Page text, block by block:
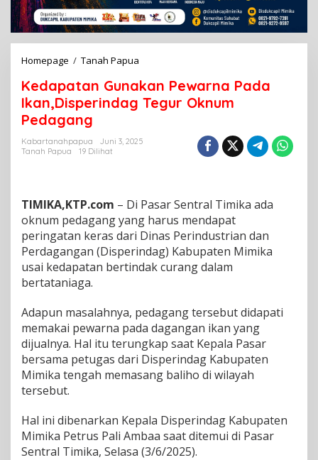
Homepage / Tanah Papua
d
a
t
n
k
a
n
P
r
n
a
P
a
d
k
a
n
Kedapatan Gunakan Pewarna Pada
Ikan,Disperindag Tegur Oknum
Pedagang
Kabartanahpapua
Juni 3, 2025
Tanah Papua
19 Dilihat
TIMIKA,KTP.com – Di Pasar Sentral Timika ada
oknum pedagang yang harus mendapat
peringatan keras dari Dinas Perindustrian dan
Perdagangan (Disperindag) Kabupaten Mimika
usai kedapatan bertindak curang dalam
bertataniaga.
Adapun masalahnya, pedagang tersebut didapati
memakai pewarna pada dagangan ikan yang
dijualnya. Hal itu terungkap saat Kepala Pasar
bersama petugas dari Disperindag Kabupaten
Mimika tengah memasang baliho di wilayah
tersebut.
Hal ini dibenarkan Kepala Disperindag Kabupaten
Mimika Petrus Pali Ambaa saat ditemui di Pasar
Sentral Timika, Selasa (3/6/2025).